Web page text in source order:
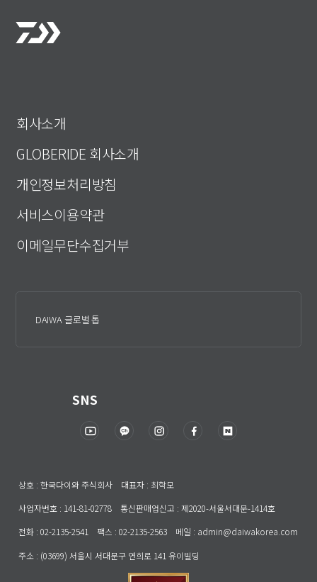
회사소개
GLOBERIDE 회사소개
개인정보처리방침
서비스이용약관
이메일무단수집거부
DAIWA 글로벌 톱
SNS
상호 : 한국다이와 주식회사 대표자 : 최학모
사업자번호 : 141-81-02778 통신판매업신고 : 제2020-서울서대문-1414호
전화 : 02-2135-2541 팩스 : 02-2135-2563 메일 : admin@daiwakorea.com
주소 : (03699) 서울시 서대문구 연희로 141 유이빌딩